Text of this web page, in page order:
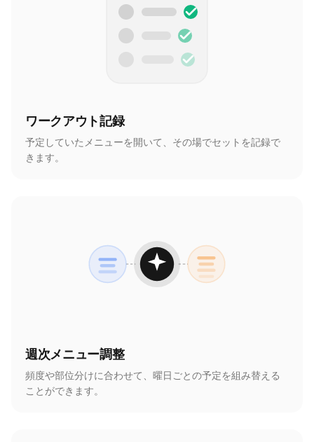
ワークアウト記録
予定していたメニューを開いて、その場でセットを記録で
きます。
週次メニュー調整
頻度や部位分けに合わせて、曜日ごとの予定を組み替える
ことができます。